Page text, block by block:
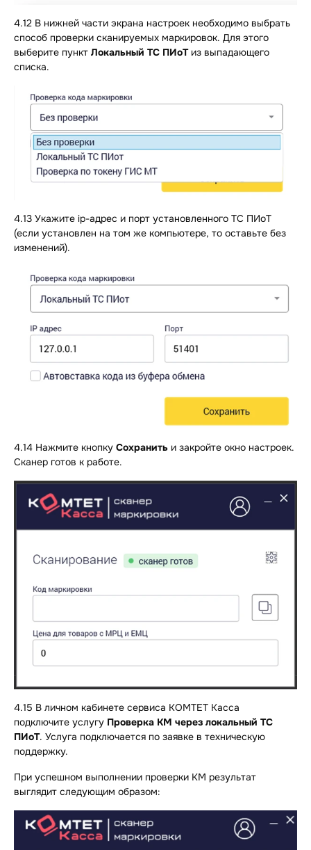
4.12 В нижней части экрана настроек необходимо выбрать
способ проверки сканируемых маркировок. Для этого
выберите пункт Локальный ТС ПИоТиз выпадающего
списка.
4.13 Укажите ip-адрес и порт установленного ТС ПИоТ
(если установлен на том же компьютере, то оставьте без
изменений).
4.14 Нажмите кнопку Сохранить и закройте окно настроек.
Сканер готов к работе.
4.15 В личном кабинете сервиса КОМТЕТ Касса
подключите услугу Проверка КМ через локальный ТС
ПИоТ. Услуга подключается по заявке в техническую
поддержку.
При успешном выполнении проверки КМ результат
выглядит следующим образом: